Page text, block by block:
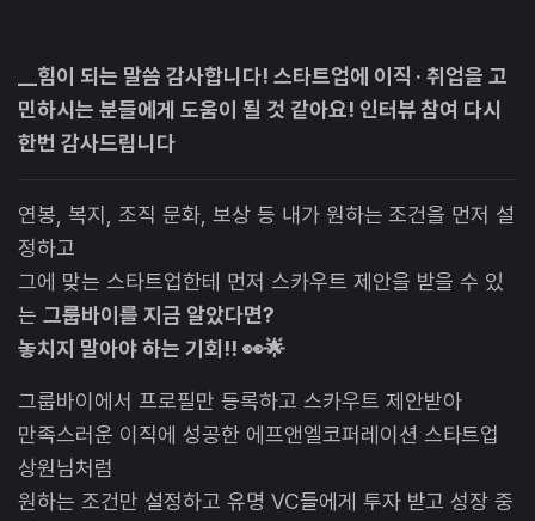
__힘이 되는 말씀 감사합니다! 스타트업에 이직 · 취업을 고
민하시는 분들에게 도움이 될 것 같아요! 인터뷰 참여 다시
한번 감사드립니다
연봉, 복지, 조직 문화, 보상 등 내가 원하는 조건을 먼저 설
정하고
그에 맞는 스타트업한테 먼저 스카우트 제안을 받을 수 있
는 그룹바이를 지금 알았다면?
놓치지 말아야 하는 기회!! 👀🌟
그룹바이에서 프로필만 등록하고 스카우트 제안받아
만족스러운 이직에 성공한 에프앤엘코퍼레이션 스타트업
상원님처럼
원하는 조건만 설정하고 유명 VC들에게 투자 받고 성장 중